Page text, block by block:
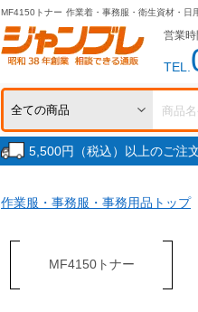
MF4150トナー 作業着・事務服・衛生資材・日
営業
TEL.
5,500円（税込）以上のご注
作業服・事務服・事務用品トップ
MF4150トナー